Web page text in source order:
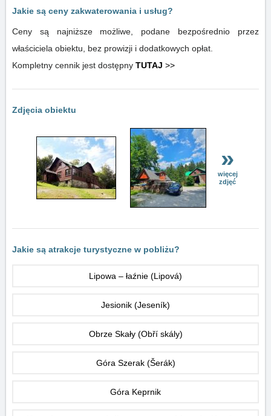
Jakie są ceny zakwaterowania i usług?
Ceny są najniższe możliwe, podane bezpośrednio przez
właściciela obiektu, bez prowizji i dodatkowych opłat.
Kompletny cennik jest dostępny TUTAJ >>
Zdjęcia obiektu
»
więcej
zdjęć
Jakie są atrakcje turystyczne w pobliżu?
Lipowa – łaźnie (Lipová)
Jesionik (Jeseník)
Obrze Skały (Obří skály)
Góra Szerak (Šerák)
Góra Keprnik